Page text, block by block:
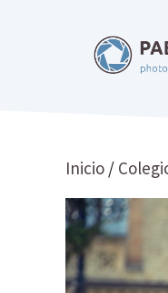
Inicio /